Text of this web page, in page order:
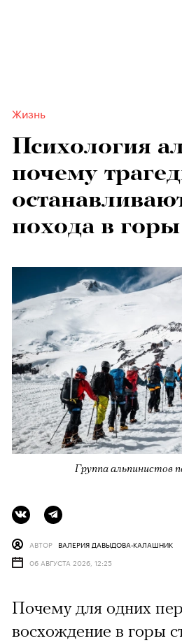
Жизнь
Психология
почему
похода в горы
Группа альпинистов
АВТОР ВАЛЕРИЯ ДАВЫДОВА-КАЛАШНИК
06 АВГУСТА 2026, 12:25
Почему для одних
восхождение в горы